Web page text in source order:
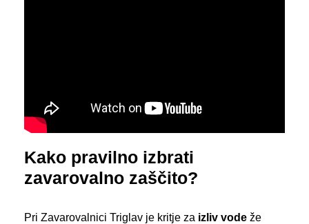
Kako pravilno izbrati
zavarovalno zaščito?
Pri Zavarovalnici Triglav je kritje za izliv vode že